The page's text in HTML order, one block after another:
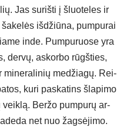
Jas su­riš­ti į šluo­te­les ir
iš­džiū­na, pum­pu­rai
in­de. Pum­pu­ruo­se yra
der­vų, as­kor­bo rūgš­ties,
mi­ne­ra­li­nių me­džia­gų. Rei­
ku­ri pa­ska­tins šla­pi­mo
veik­lą. Ber­žo pum­pu­rų ar­
net nuo žag­sė­ji­mo.